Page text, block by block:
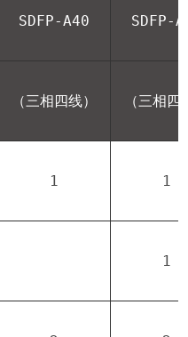
SDFP-A40 SDFP-
（三相四线） （三相四
1 1
1